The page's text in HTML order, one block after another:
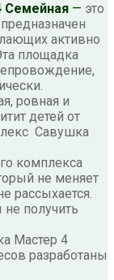
Семейная — это
активно
площадка
ровная и
детей от
Савушка
комплекса
не меняет
рассыхается.
получить
Мастер 4
разработаны